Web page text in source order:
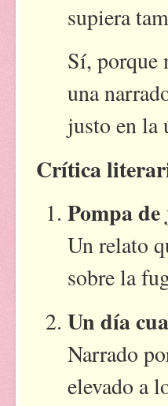
supiera
Sí, porque
una
justo en la
Crítica
Pompa
Un relato
sobre la
Un día
Narrado
elevado a